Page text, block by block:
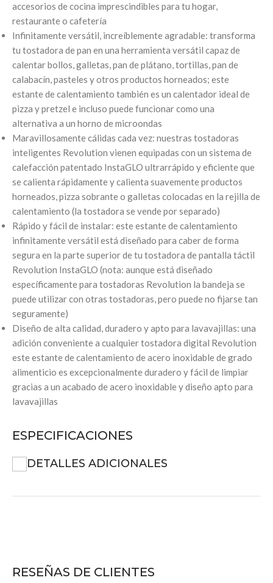
accesorios de cocina imprescindibles para tu hogar,
restaurante o cafetería
Infinitamente versátil, increíblemente agradable: transforma
tu tostadora de pan en una herramienta versátil capaz de
calentar bollos, galletas, pan de plátano, tortillas, pan de
calabacín, pasteles y otros productos horneados; este
estante de calentamiento también es un calentador ideal de
pizza y pretzel e incluso puede funcionar como una
alternativa a un horno de microondas
Maravillosamente cálidas cada vez: nuestras tostadoras
inteligentes Revolution vienen equipadas con un sistema de
calefacción patentado InstaGLO ultrarrápido y eficiente que
se calienta rápidamente y calienta suavemente productos
horneados, pizza sobrante o galletas colocadas en la rejilla de
calentamiento (la tostadora se vende por separado)
Rápido y fácil de instalar: este estante de calentamiento
infinitamente versátil está diseñado para caber de forma
segura en la parte superior de tu tostadora de pantalla táctil
Revolution InstaGLO (nota: aunque está diseñado
específicamente para tostadoras Revolution la bandeja se
puede utilizar con otras tostadoras, pero puede no fijarse tan
seguramente)
Diseño de alta calidad, duradero y apto para lavavajillas: una
adición conveniente a cualquier tostadora digital Revolution
este estante de calentamiento de acero inoxidable de grado
alimenticio es excepcionalmente duradero y fácil de limpiar
gracias a un acabado de acero inoxidable y diseño apto para
lavavajillas
ESPECIFICACIONES
DETALLES ADICIONALES
RESEÑAS DE CLIENTES